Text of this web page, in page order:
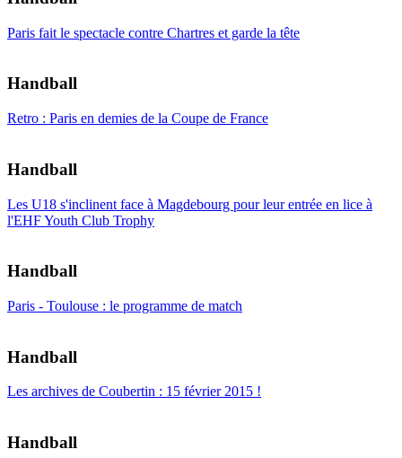
Paris fait le spectacle contre Chartres et garde la tête
Handball
Retro : Paris en demies de la Coupe de France
Handball
Les U18 s'inclinent face à Magdebourg pour leur entrée en lice à
l'EHF Youth Club Trophy
Handball
Paris - Toulouse : le programme de match
Handball
Les archives de Coubertin : 15 février 2015 !
Handball